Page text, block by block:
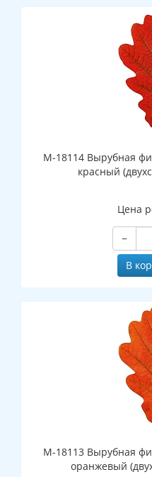
М-18114 Вырубная
красный
Цена
−
В
М-18113 Вырубная
оранжевый